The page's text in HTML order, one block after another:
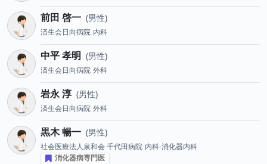
前田 啓一 男性
済生会日向病院 内科
中平 孝明 男性
済生会日向病院 外科
岩永 淳 男性
済生会日向病院 外科
黒木 暢一 男性
社会医療法人泉和会 千代田病院 内科-消化器内科
消化器病専門医